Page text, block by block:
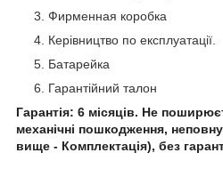
Фирменная коробка
Керівництво по експлуатації.
Батарейка
Гарантійний талон
Гарантія: 6 місяців. Не
механічні пошкодження,
вище - Комплектація), без